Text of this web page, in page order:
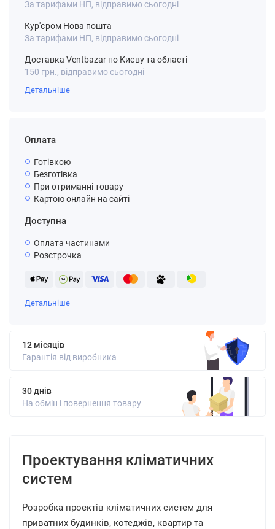
За тарифами НП, відправимо сьогодні
Кур'єром Нова пошта
За тарифами НП, відправимо сьогодні
Доставка Ventbazar по Києву та області
150 грн., відправимо сьогодні
Детальніше
Оплата
Готівкою
Безготівка
При отриманні товару
Картою онлайн на сайті
Доступна
Оплата частинами
Розстрочка
Детальніше
12 місяців
Гарантія від виробника
30 днів
На обмін і повернення товару
Проектування кліматичних
систем
Розробка проектів кліматичних систем для
приватних будинків, котеджів, квартир та